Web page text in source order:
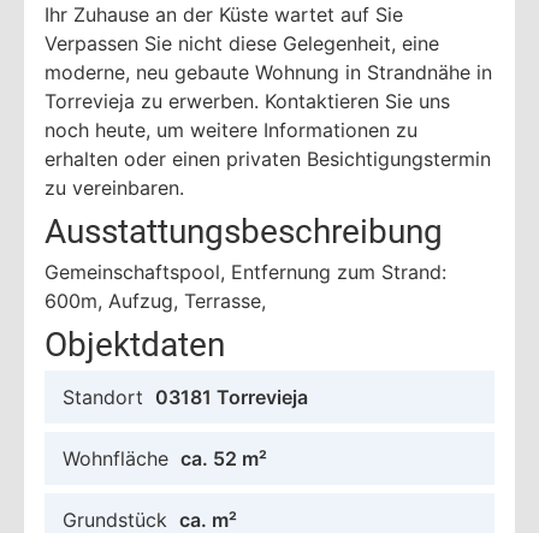
Ihr Zuhause an der Küste wartet auf Sie
Verpassen Sie nicht diese Gelegenheit, eine
moderne, neu gebaute Wohnung in Strandnähe in
Torrevieja zu erwerben. Kontaktieren Sie uns
noch heute, um weitere Informationen zu
erhalten oder einen privaten Besichtigungstermin
zu vereinbaren.
Ausstattungsbeschreibung
Gemeinschaftspool, Entfernung zum Strand:
600m, Aufzug, Terrasse,
Objektdaten
Standort 03181 Torrevieja
Wohnfläche ca. 52 m²
Grundstück ca. m²